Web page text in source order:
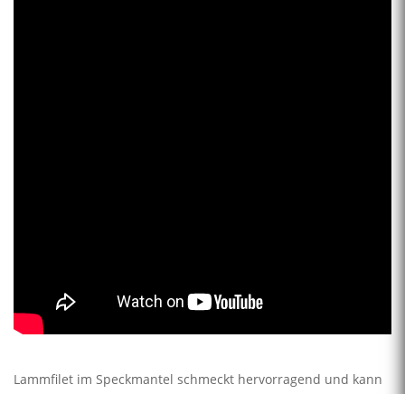
Lammfilet im Speckmantel schmeckt hervorragend und kann